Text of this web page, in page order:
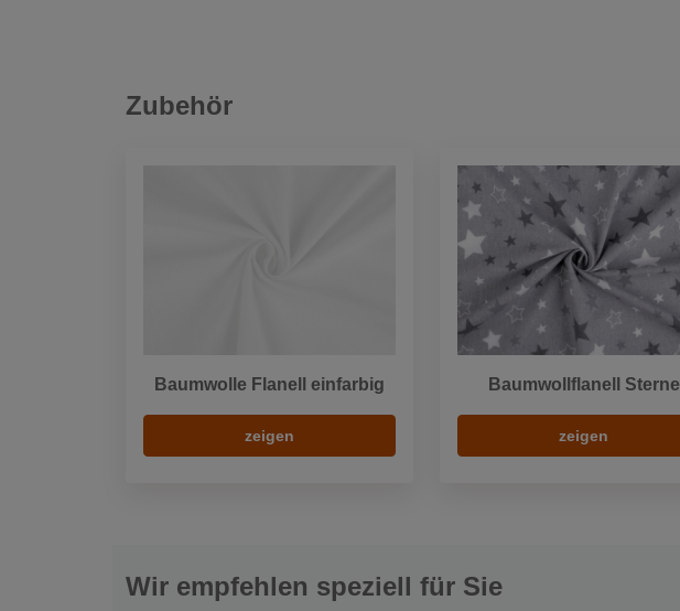
Zubehör
Baumwolle Flanell einfarbig
zeigen
Baumwollflanell Sterne
zeigen
Wir empfehlen speziell für Sie